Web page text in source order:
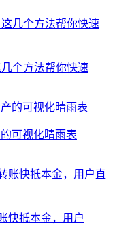
个方法帮你快速
可视化晴雨表
快抵本金，用户